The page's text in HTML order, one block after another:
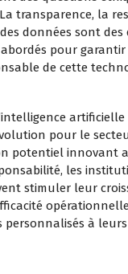
transparence, la
données sont des
pour
de cette
pour le
potentiel innovant
les
stimuler leur
personnalisés à